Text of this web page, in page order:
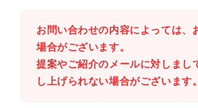
お問い合わせの内容によっては、
場合がございます。
提案やご紹介のメールに対しまし
し上げられない場合がございます。